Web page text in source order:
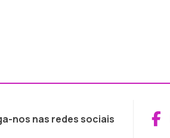
nos nas redes sociais